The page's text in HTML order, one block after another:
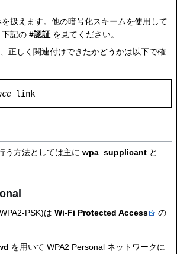
扱えます。他の暗号化スキームを使用して
記の #認証を見てください。
正しく関連付けできたかどうかは以下で確
う方法としては主に wpa_supplicant と
PSK)は Wi-Fi Protected Access
の
を用いて WPA2 Personal ネットワークに